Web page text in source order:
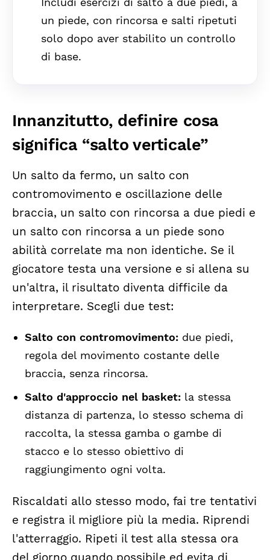
un piede, con rincorsa e salti ripetuti
solo dopo aver stabilito un controllo
di base.
Innanzitutto, definire cosa
significa “salto verticale”
Un salto da fermo, un salto con
contromovimento e oscillazione delle
braccia, un salto con rincorsa a due piedi e
un salto con rincorsa a un piede sono
abilità correlate ma non identiche. Se il
giocatore testa una versione e si allena su
un'altra, il risultato diventa difficile da
interpretare. Scegli due test:
Salto con contromovimento:due piedi,
regola del movimento costante delle
braccia, senza rincorsa.
Salto d'approccio nel basket:la stessa
distanza di partenza, lo stesso schema di
raccolta, la stessa gamba o gambe di
stacco e lo stesso obiettivo di
raggiungimento ogni volta.
Riscaldati allo stesso modo, fai tre tentativi
e registra il migliore più la media. Riprendi
l'atterraggio. Ripeti il test alla stessa ora